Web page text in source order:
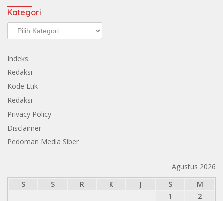
Kategori
Kategori
Indeks
Redaksi
Kode Etik
Redaksi
Privacy Policy
Disclaimer
Pedoman Media Siber
Agustus 2026
S
S R K J S
M
1
2